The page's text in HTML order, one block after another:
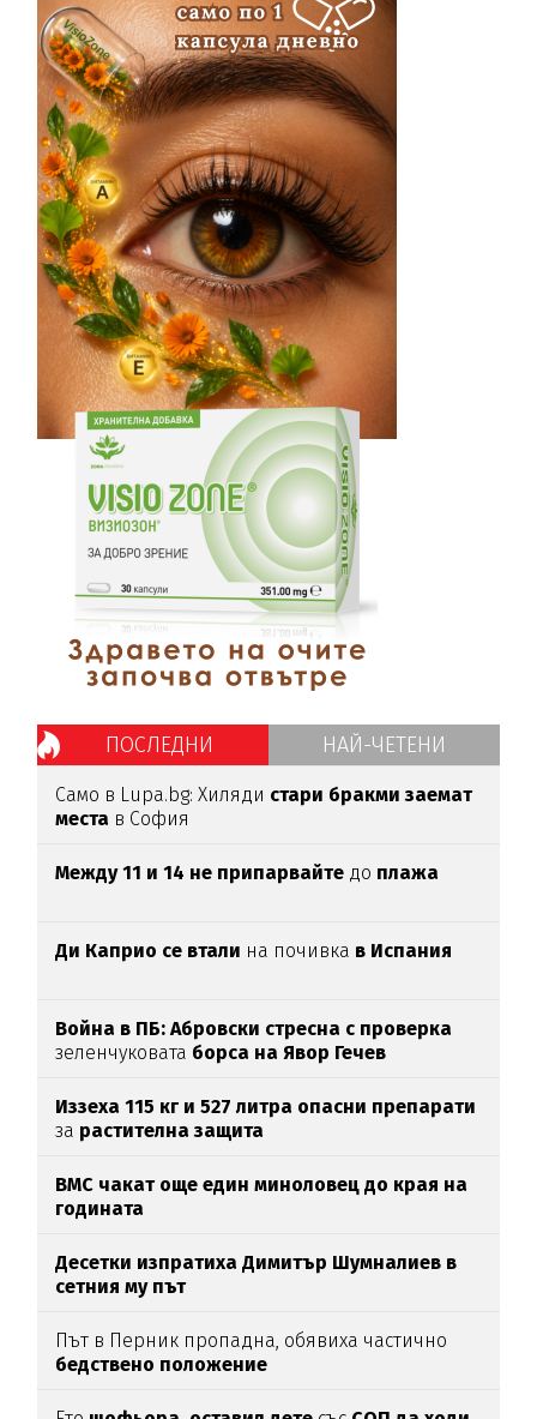
ПОСЛЕДНИ НАЙ-ЧЕТЕНИ
Само в Lupa.bg: Хиляди стари бракми заемат
места в София
Между 11 и 14 не припарвайте до плажа
Ди Каприо се втали на почивка в Испания
Война в ПБ: Абровски стресна с проверка
зеленчуковата борса на Явор Гечев
Иззеха 115 кг и 527 литра опасни препарати
за растителна защита
ВМС чакат още един миноловец до края на
годината
Десетки изпратиха Димитър Шумналиев в
сетния му път
Път в Перник пропадна, обявиха частично
бедствено положение